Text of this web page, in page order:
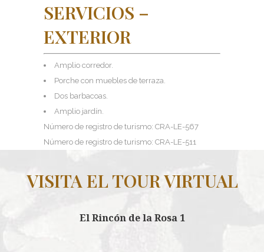
SERVICIOS –
EXTERIOR
Amplio corredor.
Porche con muebles de terraza.
Dos barbacoas.
Amplio jardín.
Número de registro de turismo: CRA-LE-567
Número de registro de turismo: CRA-LE-511
VISITA EL TOUR VIRTUAL
El Rincón de la Rosa 1